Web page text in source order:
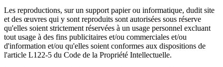
Les reproductions, sur un support papier ou informatique, dudit site
et des œuvres qui y sont reproduits sont autorisées sous réserve
qu'elles soient strictement réservées à un usage personnel excluant
tout usage à des fins publicitaires et/ou commerciales et/ou
d'information et/ou qu'elles soient conformes aux dispositions de
l'article L122-5 du Code de la Propriété Intellectuelle.